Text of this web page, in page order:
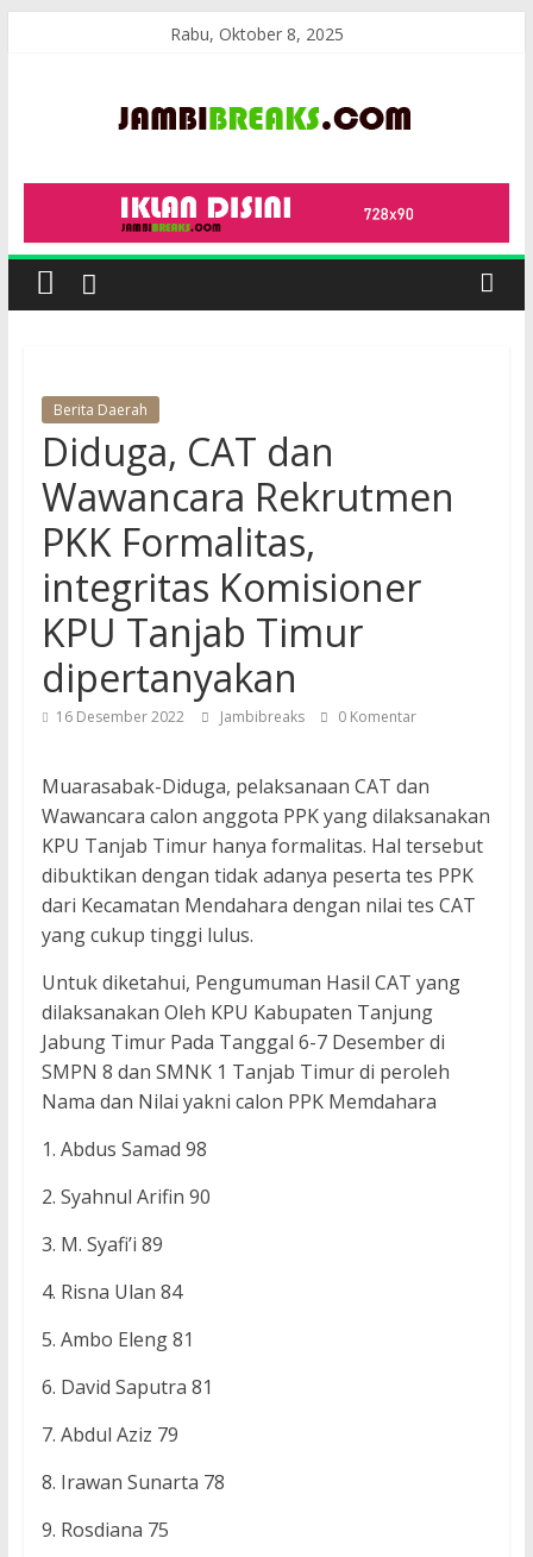
Rabu, Oktober 8, 2025
JambiBreaks
Berita Daerah
Diduga, CAT dan
Wawancara Rekrutmen
PKK Formalitas,
integritas Komisioner
KPU Tanjab Timur
dipertanyakan
16 Desember 2022 Jambibreaks 0 Komentar
Muarasabak-Diduga, pelaksanaan CAT dan
Wawancara calon anggota PPK yang dilaksanakan
KPU Tanjab Timur hanya formalitas. Hal tersebut
dibuktikan dengan tidak adanya peserta tes PPK
dari Kecamatan Mendahara dengan nilai tes CAT
yang cukup tinggi lulus.
Untuk diketahui, Pengumuman Hasil CAT yang
dilaksanakan Oleh KPU Kabupaten Tanjung
Jabung Timur Pada Tanggal 6-7 Desember di
SMPN 8 dan SMNK 1 Tanjab Timur di peroleh
Nama dan Nilai yakni calon PPK Memdahara
1. Abdus Samad 98
2. Syahnul Arifin 90
3. M. Syafi’i 89
4. Risna Ulan 84
5. Ambo Eleng 81
6. David Saputra 81
7. Abdul Aziz 79
8. Irawan Sunarta 78
9. Rosdiana 75